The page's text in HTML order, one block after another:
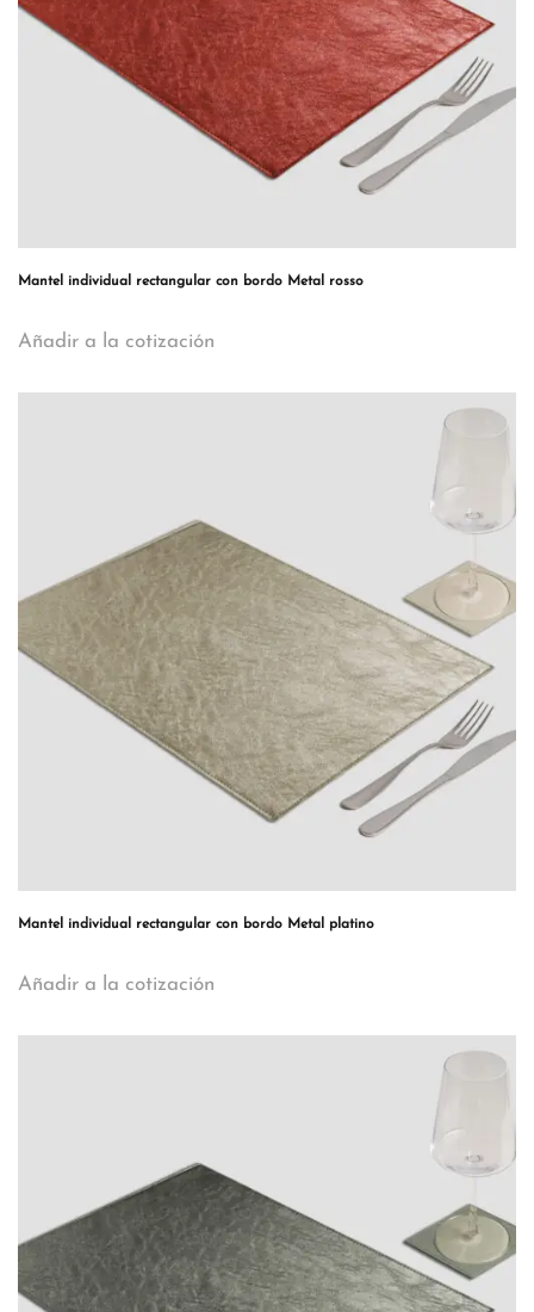
Mantel individual rectangular con bordo Metal rosso
Añadir a la cotización
Mantel individual rectangular con bordo Metal platino
Añadir a la cotización